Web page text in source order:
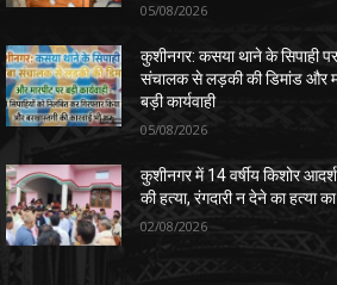
05/08/2026
कुशीनगर: कसया थाने के सिपाही पर
संचालक से लड़की की डिमांड और
बड़ी कार्यवाही
05/08/2026
कुशीनगर में 14 वर्षीय किशोर
की हत्या, रंगदारी न देने का हत्या
02/08/2026